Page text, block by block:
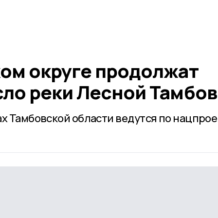
округе продолжат
реки Лесной Тамбов
Тамбовской области ведутся по